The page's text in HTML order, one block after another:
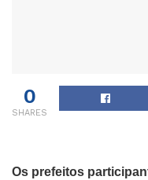
0
SHARES
Os prefeitos